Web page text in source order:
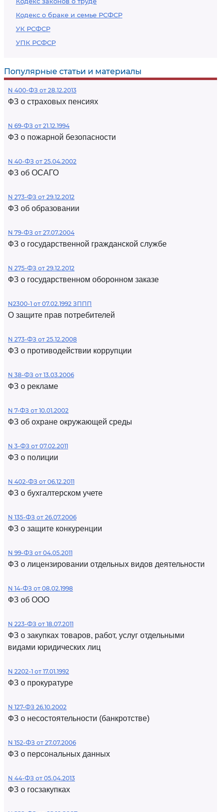
Кодекс о браке и семье РСФСР
УК РСФСР
УПК РСФСР
Популярные статьи и материалы
N 400-ФЗ от 28.12.2013
ФЗ о страховых пенсиях
N 69-ФЗ от 21.12.1994
ФЗ о пожарной безопасности
N 40-ФЗ от 25.04.2002
ФЗ об ОСАГО
N 273-ФЗ от 29.12.2012
ФЗ об образовании
N 79-ФЗ от 27.07.2004
ФЗ о государственной гражданской службе
N 275-ФЗ от 29.12.2012
ФЗ о государственном оборонном заказе
N2300-1 от 07.02.1992 ЗППП
О защите прав потребителей
N 273-ФЗ от 25.12.2008
ФЗ о противодействии коррупции
N 38-ФЗ от 13.03.2006
ФЗ о рекламе
N 7-ФЗ от 10.01.2002
ФЗ об охране окружающей среды
N 3-ФЗ от 07.02.2011
ФЗ о полиции
N 402-ФЗ от 06.12.2011
ФЗ о бухгалтерском учете
N 135-ФЗ от 26.07.2006
ФЗ о защите конкуренции
N 99-ФЗ от 04.05.2011
ФЗ о лицензировании отдельных видов деятельности
N 14-ФЗ от 08.02.1998
ФЗ об ООО
N 223-ФЗ от 18.07.2011
ФЗ о закупках товаров, работ, услуг отдельными
видами юридических лиц
N 2202-1 от 17.01.1992
ФЗ о прокуратуре
N 127-ФЗ 26.10.2002
ФЗ о несостоятельности (банкротстве)
N 152-ФЗ от 27.07.2006
ФЗ о персональных данных
N 44-ФЗ от 05.04.2013
ФЗ о госзакупках